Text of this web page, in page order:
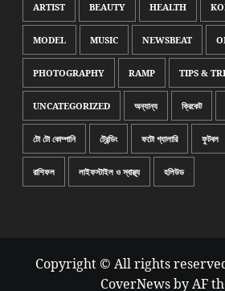
ARTIST BEAUTY HEALTH
MODEL MUSIC NEWSBEAT
PHOTOGRAPHY RAMP TIPS &
UNCATEGORIZED অন্যান্য ক্রিকেট
টো টো কোম্পানি ট্রেন্ডিং ফটো গ্যালারি ফুটবল
রাশিফল লাইফস্টাইল ও স্বাস্থ্য হলিউড
Copyright © All rights
CoverNewsby AF